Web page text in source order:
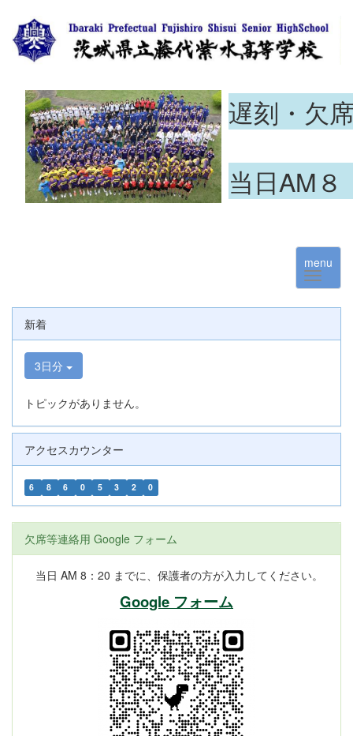
遅刻・欠
当日AM
menu
新着
3日分
トピックがありません。
アクセスカウンター
6 8 6 0 5 3 2 0
欠席等連絡用 Google フォーム
当日 AM 8：20 までに、保護者の方が入力してください。
Google フォーム